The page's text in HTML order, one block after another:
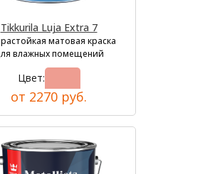
Tikkurila Luja Extra 7
матовая краска
влажных помещений
Цвет:
от 2270 руб.